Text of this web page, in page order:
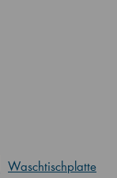
Waschtischplatte